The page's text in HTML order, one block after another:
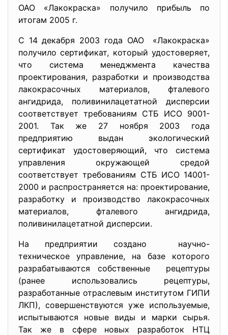
ОАО «Лакокраска» получило прибыль по
итогам 2005 г.
С 14 декабря 2003 года ОАО «Лакокраска»
получило сертификат, который удостоверяет,
что система менеджмента качества
проектирования, разработки и производства
лакокрасочных материалов, фталевого
ангидрида, поливинилацетатной дисперсии
соответствует требованиям СТБ ИСО 9001-
2001. Так же 27 ноября 2003 года
предприятию выдан экологический
сертификат удостоверяющий, что система
управления окружающей средой
соответствует требованиям СТБ ИСО 14001-
2000 и распространяется на: проектирование,
разработку и производство лакокрасочных
материалов, фталевого ангидрида,
поливинилацетатной дисперсии.
На предприятии создано научно-
техническое управление, на базе которого
разрабатываются собственные рецептуры
(ранее использовались рецептуры,
разработанные отраслевым институтом ГИПИ
ЛКП), совершенствуются уже используемые,
испытываются новые виды и марки сырья.
Так же в сфере новых разработок НТЦ